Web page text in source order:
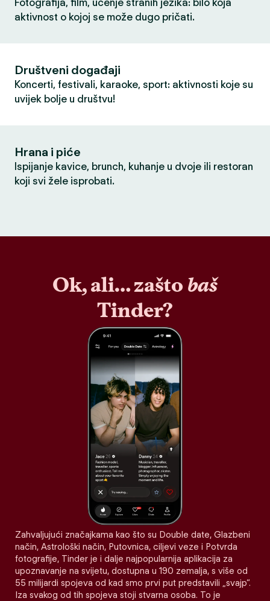
Fotografija, film, učenje stranih jezika: bilo koja
aktivnost o kojoj se može dugo pričati.
Društveni događaji
Koncerti, festivali, karaoke, sport: aktivnosti koje su
uvijek bolje u društvu!
Hrana i piće
Ispijanje kavice, brunch, kuhanje u dvoje ili restoran
koji svi žele isprobati.
Ok, ali… zašto baš
Tinder?
Zahvaljujući značajkama kao što su Double date, Glazbeni
način, Astrološki način, Putovnica, ciljevi veze i Potvrda
fotografije, Tinder je i dalje najpopularnija aplikacija za
upoznavanje na svijetu, dostupna u 190 zemalja, s više od
55 milijardi spojeva od kad smo prvi put predstavili „svajp“.
Iza svakog od tih spojeva stoji stvarna osoba. To je